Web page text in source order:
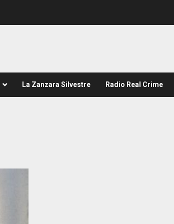
La Zanzara Silvestre Radio Real Crime